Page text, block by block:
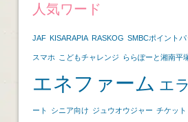
人気ワード
JAF KISARAPIA RASKOG SMBCポイントパ
スマホ こどもチャレンジ ららぽーと湘南平
エネファーム エ
ート シニア向け ジュウオウジャー チケット